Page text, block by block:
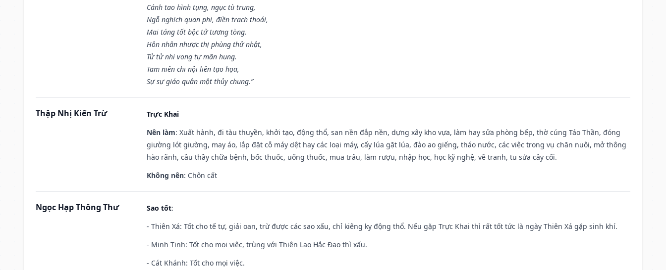
Cánh tao hình tụng, ngục tù trung,
Ngỗ nghịch quan phi, điền trạch thoái,
Mai táng tốt bộc tử tương tòng.
Hôn nhân nhược thị phùng thử nhật,
Tử tử nhi vong tự mãn hung.
Tam niên chi nội liên tạo họa,
Sự sự giáo quân một thủy chung.”
Thập Nhị Kiến Trừ
Trực Khai
Nên làm: Xuất hành, đi tàu thuyền, khởi tạo, động thổ, san nền đắp nền, dựng xây kho vựa, làm hay sửa phòng bếp, thờ cúng Táo Thần, đóng
giường lót giường, may áo, lắp đặt cỗ máy dệt hay các loại máy, cấy lúa gặt lúa, đào ao giếng, tháo nước, các việc trong vụ chăn nuôi, mở thông
hào rãnh, cầu thầy chữa bệnh, bốc thuốc, uống thuốc, mua trâu, làm rượu, nhập học, học kỹ nghệ, vẽ tranh, tu sửa cây cối.
Không nên: Chôn cất
Ngọc Hạp Thông Thư Sao tốt:
- Thiên Xá: Tốt cho tế tự, giải oan, trừ được các sao xấu, chỉ kiêng kỵ động thổ. Nếu gặp Trực Khai thì rất tốt tức là ngày Thiên Xá gặp sinh khí.
- Minh Tinh: Tốt cho mọi việc, trùng với Thiên Lao Hắc Đạo thì xấu.
- Cát Khánh: Tốt cho mọi việc.